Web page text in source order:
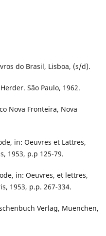
do Brasil, Lisboa, (s/d).
São Paulo, 1962.
Nova Fronteira, Nova
in: Oeuvres et Lattres,
1953, p.p 125-79.
in: Oeuvres, et lettres,
1953, p.p. 267-334.
Verlag, Muenchen,